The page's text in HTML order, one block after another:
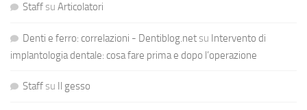
Staffsu Articolatori
Denti e ferro: correlazioni - Dentiblog.netsu Intervento di
implantologia dentale: cosa fare prima e dopo l’operazione
Staffsu Il gesso